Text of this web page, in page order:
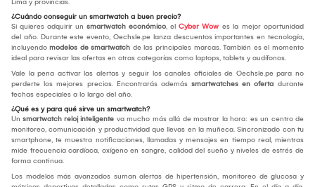
Lima y provincias.
¿Cuándo conseguir un smartwatch a buen precio?
Si quieres adquirir un smartwatch económico, el Cyber Wow es la mejor oportunidad
del año. Durante este evento, Oechsle.pe lanza descuentos importantes en tecnología,
incluyendo modelos de smartwatch de las principales marcas. También es el momento
ideal para revisar las ofertas en otras categorías como laptops, tablets y audífonos.
Vale la pena activar las alertas y seguir los canales oficiales de Oechsle.pe para no
perderte los mejores precios. Encontrarás además smartwatches en oferta durante
fechas especiales a lo largo del año.
¿Qué es y para qué sirve un smartwatch?
Un smartwatch reloj inteligente va mucho más allá de mostrar la hora: es un centro de
monitoreo, comunicación y productividad que llevas en la muñeca. Sincronizado con tu
smartphone, te muestra notificaciones, llamadas y mensajes en tiempo real, mientras
mide frecuencia cardíaca, oxígeno en sangre, calidad del sueño y niveles de estrés de
forma continua.
Los modelos más avanzados suman alertas de hipertensión, monitoreo de glucosa y